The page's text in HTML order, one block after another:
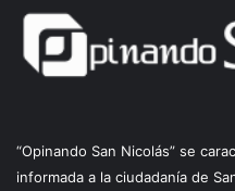
“Opinando San Nicolás” se
informada a la ciudadanía de